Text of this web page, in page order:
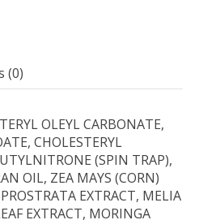
(0)
OLEYL CARBONATE,
CHOLESTERYL
(SPIN TRAP),
OIL, ZEA MAYS (CORN)
EXTRACT, MELIA
EXTRACT, MORINGA